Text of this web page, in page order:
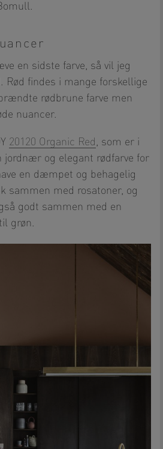
en sidste farve, så vil jeg
Rød findes i mange forskellige
rødbrune farve men
nuancer.
20120 Organic Red , som er i
jordnær og elegant rødfarve for
en dæmpet og behagelig
sammen med rosatoner, og
godt sammen med en
grøn.